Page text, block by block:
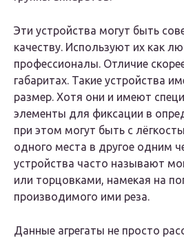
Эти устройства могут быть
качеству. Используют их как
профессионалы. Отличие
габаритах. Такие устройства
размер. Хотя они и имеют
элементы для фиксации в
при этом могут быть с
одного места в другое одним
устройства часто называют
или торцовками, намекая на
производимого ими реза.
Данные агрегаты не просто